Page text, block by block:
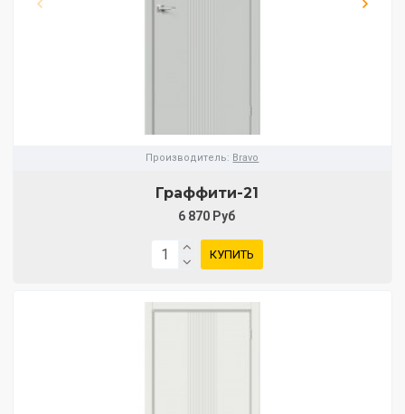
Производитель: Bravo
Граффити-21
6 870 Руб
КУПИТЬ